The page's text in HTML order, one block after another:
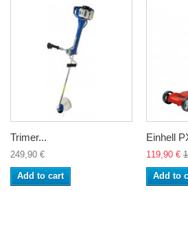
Trimer...
249,90 €
Add to cart
Einhell
119,90 €
Add to